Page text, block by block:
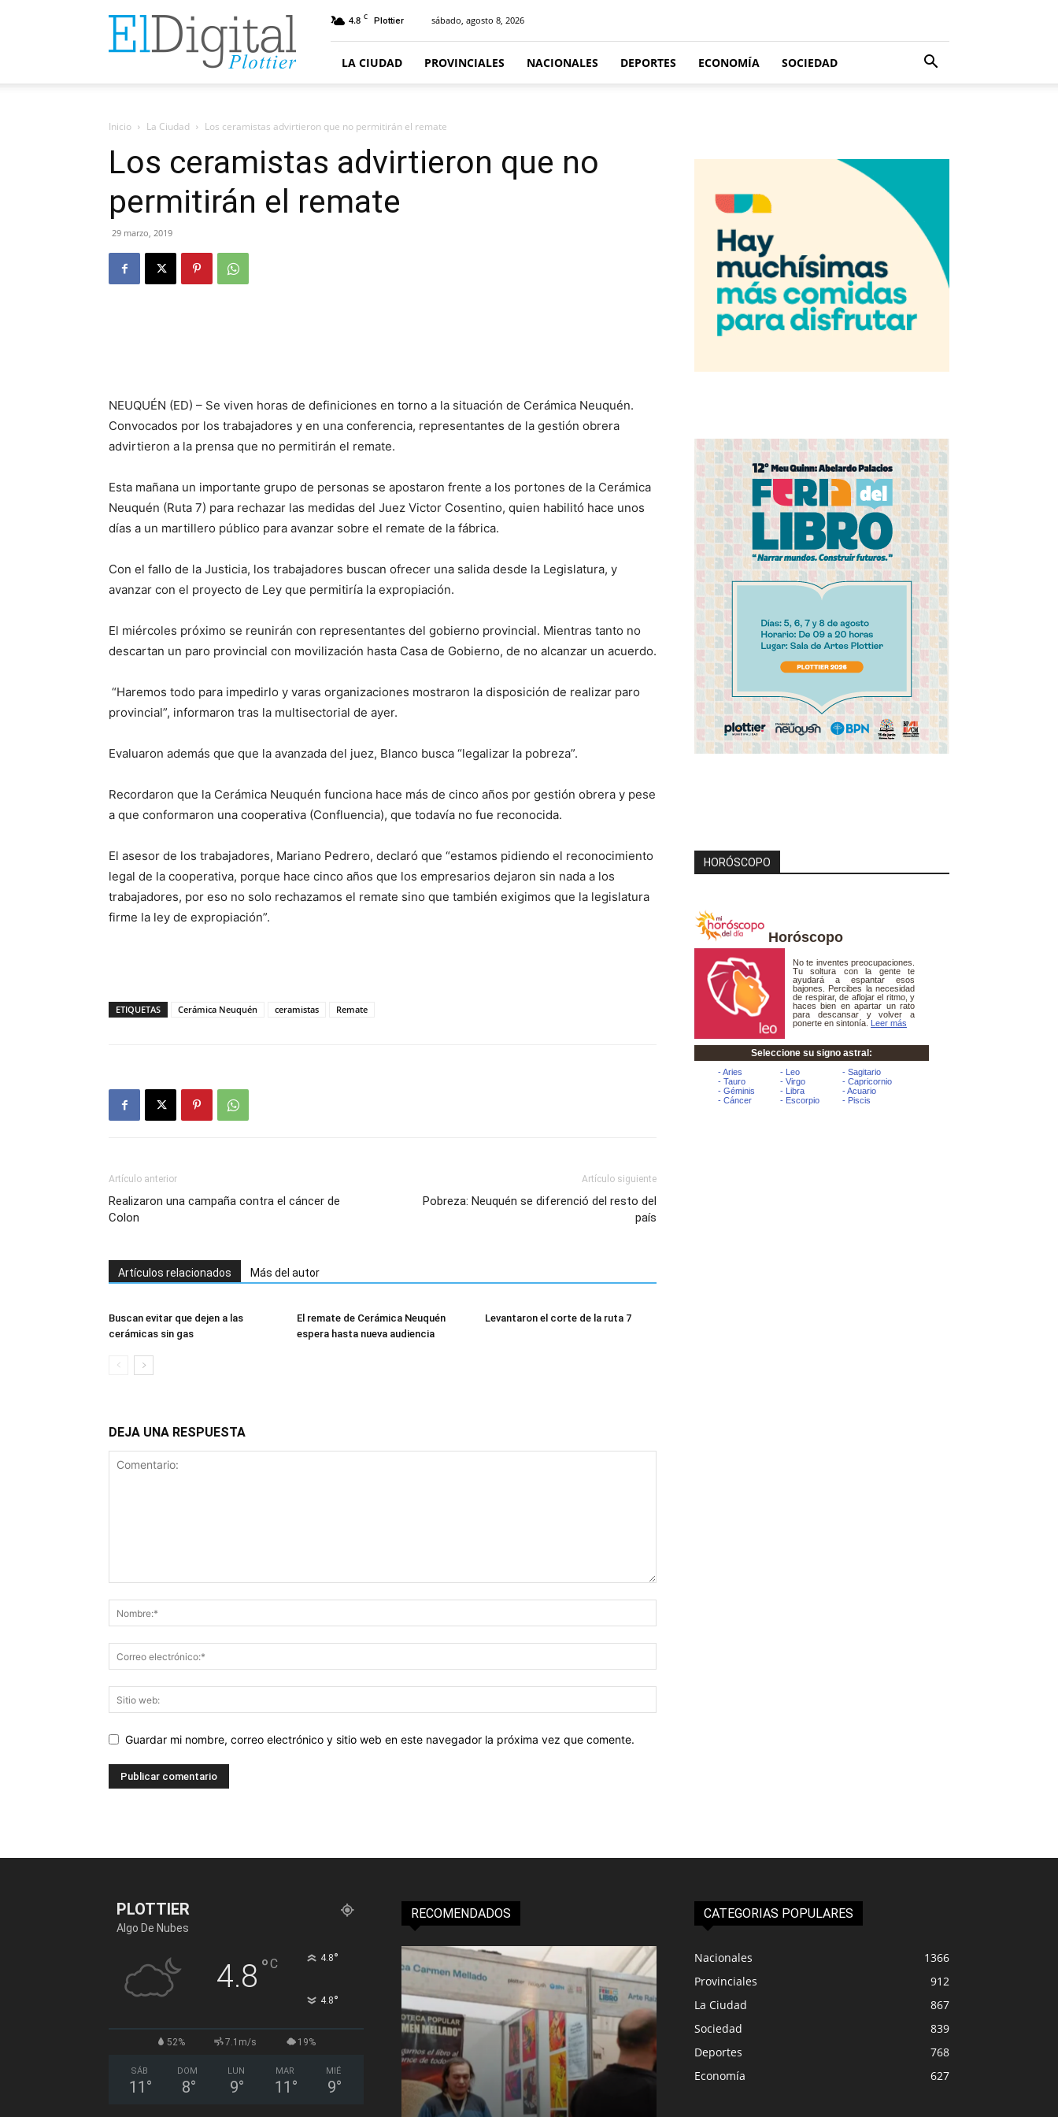
ElDigitalPlottier
4.8 C Plottier sábado, agosto 8, 2026
LA CIUDAD PROVINCIALES NACIONALES DEPORTES ECONOMÍA SOCIEDAD
Inicio La Ciudad Los ceramistas advirtieron que no permitirán el remate
Los ceramistas advirtieron que no
permitirán el remate
29 marzo, 2019
NEUQUÉN (ED) – Se viven horas de definiciones en torno a la situación de Cerámica Neuquén.
Convocados por los trabajadores y en una conferencia, representantes de la gestión obrera
advirtieron a la prensa que no permitirán el remate.
Esta mañana un importante grupo de personas se apostaron frente a los portones de la Cerámica
Neuquén (Ruta 7) para rechazar las medidas del Juez Victor Cosentino, quien habilitó hace unos
días a un martillero público para avanzar sobre el remate de la fábrica.
Con el fallo de la Justicia, los trabajadores buscan ofrecer una salida desde la Legislatura, y
avanzar con el proyecto de Ley que permitiría la expropiación.
El miércoles próximo se reunirán con representantes del gobierno provincial. Mientras tanto no
descartan un paro provincial con movilización hasta Casa de Gobierno, de no alcanzar un acuerdo.
“Haremos todo para impedirlo y varas organizaciones mostraron la disposición de realizar paro
provincial”, informaron tras la multisectorial de ayer.
Evaluaron además que que la avanzada del juez, Blanco busca “legalizar la pobreza”.
Recordaron que la Cerámica Neuquén funciona hace más de cinco años por gestión obrera y pese
a que conformaron una cooperativa (Confluencia), que todavía no fue reconocida.
El asesor de los trabajadores, Mariano Pedrero, declaró que “estamos pidiendo el reconocimiento
legal de la cooperativa, porque hace cinco años que los empresarios dejaron sin nada a los
trabajadores, por eso no solo rechazamos el remate sino que también exigimos que la legislatura
firme la ley de expropiación”.
ETIQUETAS Cerámica Neuquén ceramistas Remate
Artículo anterior
Realizaron una campaña contra el cáncer de
Colon
Artículo siguiente
Pobreza: Neuquén se diferenció del resto del
país
Artículos relacionados Más del autor
Buscan evitar que dejen a las
cerámicas sin gas
El remate de Cerámica Neuquén
espera hasta nueva audiencia
Levantaron el corte de la ruta 7
DEJA UNA RESPUESTA
Guardar mi nombre, correo electrónico y sitio web en este navegador la próxima vez que comente.
HORÓSCOPO
Horóscopo
PLOTTIER
Algo De Nubes
4.8 °C 4.8°
4.8°
52% 7.1m/s 19%
SÁB
11 °
DOM
8°
LUN
9°
MAR
11 °
MIÉ
9°
RECOMENDADOS CATEGORIAS POPULARES
Nacionales
1366
Provinciales
912
La Ciudad
867
Sociedad
839
Deportes
768
Economía
627